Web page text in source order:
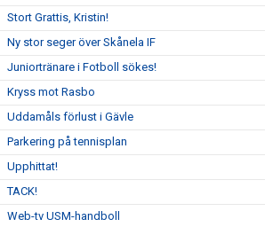
Stort Grattis, Kristin!
Ny stor seger över Skånela IF
Juniortränare i Fotboll sökes!
Kryss mot Rasbo
Uddamåls förlust i Gävle
Parkering på tennisplan
Upphittat!
TACK!
Web-tv USM-handboll